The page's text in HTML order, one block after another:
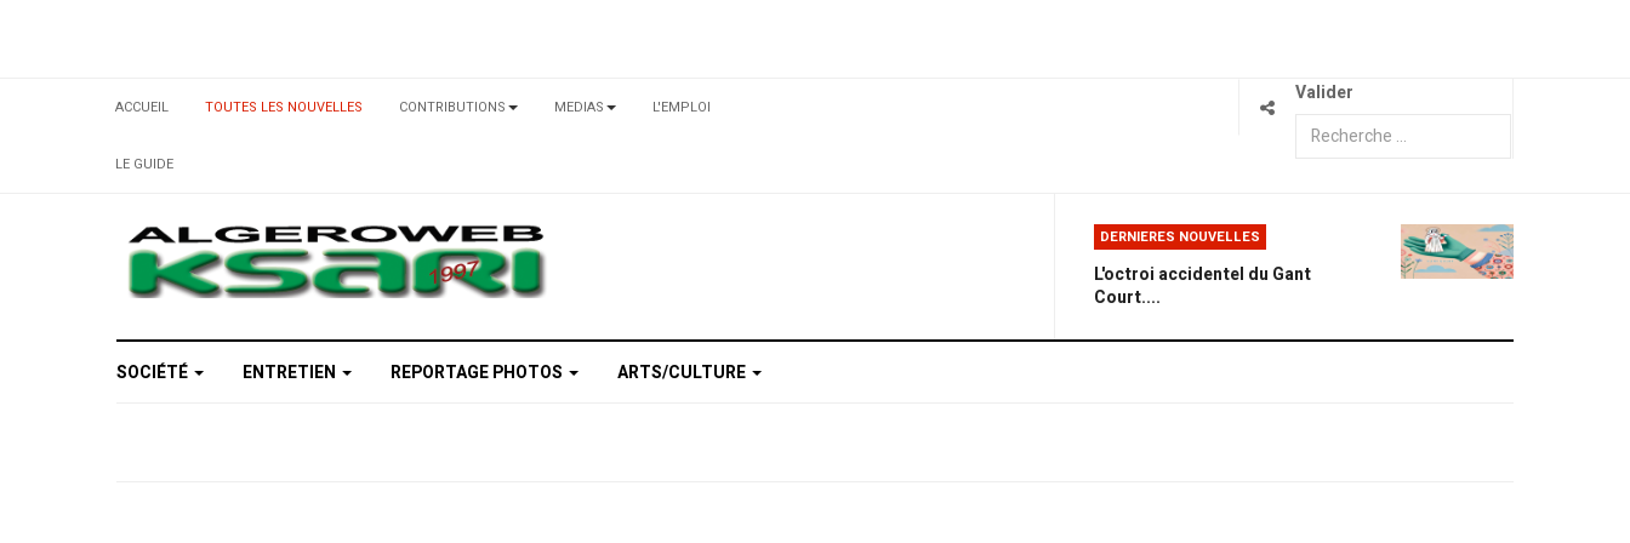
ACCUEIL TOUTES LES NOUVELLES CONTRIBUTIONS MEDIAS L'EMPLOI
LE GUIDE
Valider
DERNIERES NOUVELLES
L'octroi accidentel du Gant
Court....
SOCIÉTÉ ENTRETIEN REPORTAGE PHOTOS ARTS/CULTURE